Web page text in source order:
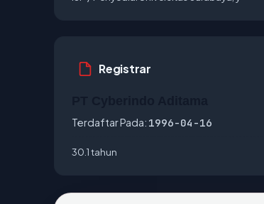
Registrar
Terdaftar Pada: 1996-04-16
30.1 tahun